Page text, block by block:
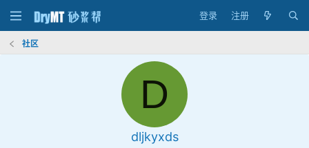
登录 注册
社区
D
dljkyxds